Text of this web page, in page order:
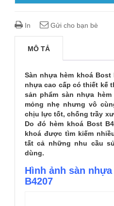
In Gửi cho bạn bè
MÔ TẢ
Sàn nhựa hèm khoá Bost
nhựa cao cấp có thiết kế
sản phẩm sàn nhựa
mỏng nhẹ nhưng vô
chịu lực tốt, chống trầy
Do đó hèm khoá Bost
khoá được tìm kiếm
tất cả những nhu cầu
dùng.
Hình ảnh sàn
B4207